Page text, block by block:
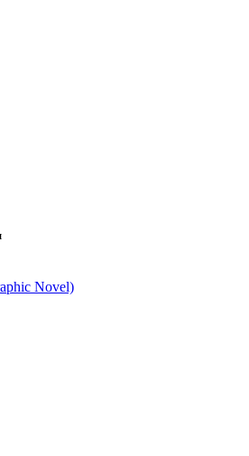
Novel)